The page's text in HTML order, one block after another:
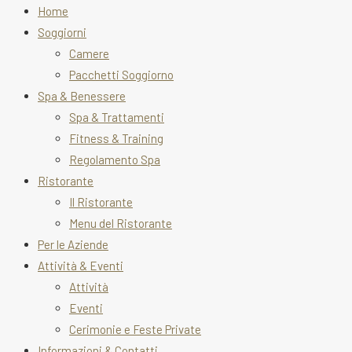
Home
Soggiorni
Camere
Pacchetti Soggiorno
Spa & Benessere
Spa & Trattamenti
Fitness & Training
Regolamento Spa
Ristorante
Il Ristorante
Menu del Ristorante
Per le Aziende
Attività & Eventi
Attività
Eventi
Cerimonie e Feste Private